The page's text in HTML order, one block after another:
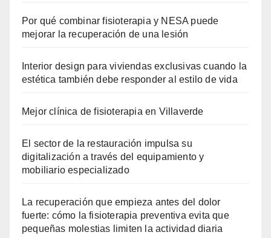
Por qué combinar fisioterapia y NESA puede
mejorar la recuperación de una lesión
Interior design para viviendas exclusivas cuando la
estética también debe responder al estilo de vida
Mejor clínica de fisioterapia en Villaverde
El sector de la restauración impulsa su
digitalización a través del equipamiento y
mobiliario especializado
La recuperación que empieza antes del dolor
fuerte: cómo la fisioterapia preventiva evita que
pequeñas molestias limiten la actividad diaria